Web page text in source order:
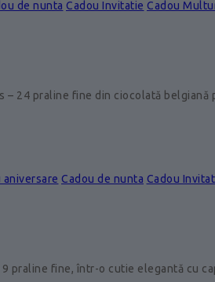
de nunta Cadou Invitatie Cadou
– 24 praline fine din ciocolată
aniversare Cadou de nunta Cadou
9 praline fine, într-o cutie elegantă cu